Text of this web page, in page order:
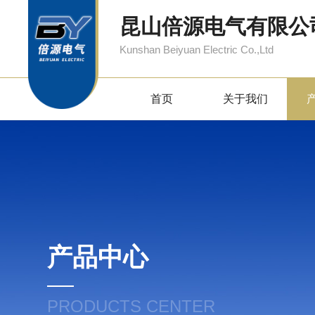
昆山倍源电气有限公
Kunshan Beiyuan Electric Co.,Ltd
首页 关于我们
产品中心
PRODUCTS CENTER